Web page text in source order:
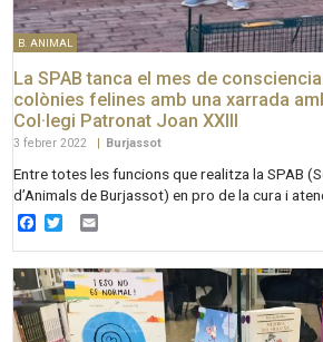
B. ANIMAL
La SPAB tanca el mes de
colònies felines amb una xarrada
Col·legi Patronat Joan XXIII
3 febrer 2022 | Burjassot
Entre totes les funcions que realitza la SPAB
d’Animals de Burjassot) en pro de la cura i
Facebook
Twitter